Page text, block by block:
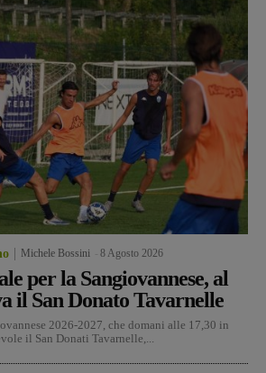
Michele Bossini 8 Agosto 2026
per la Sangiovannese, al
il San Donato Tavarnelle
2026-2027, che domani alle 17,30 in
il San Donati Tavarnelle,...